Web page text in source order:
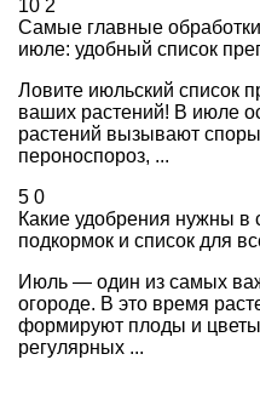
10 2
Самые главные
июле: удобный список
Ловите июльский список
ваших растений! В июле
растений вызывают
пероноспороз, ...
5 0
Какие удобрения нужны в
подкормок и список для
Июль — один из самых
огороде. В это время
формируют плоды и
регулярных ...